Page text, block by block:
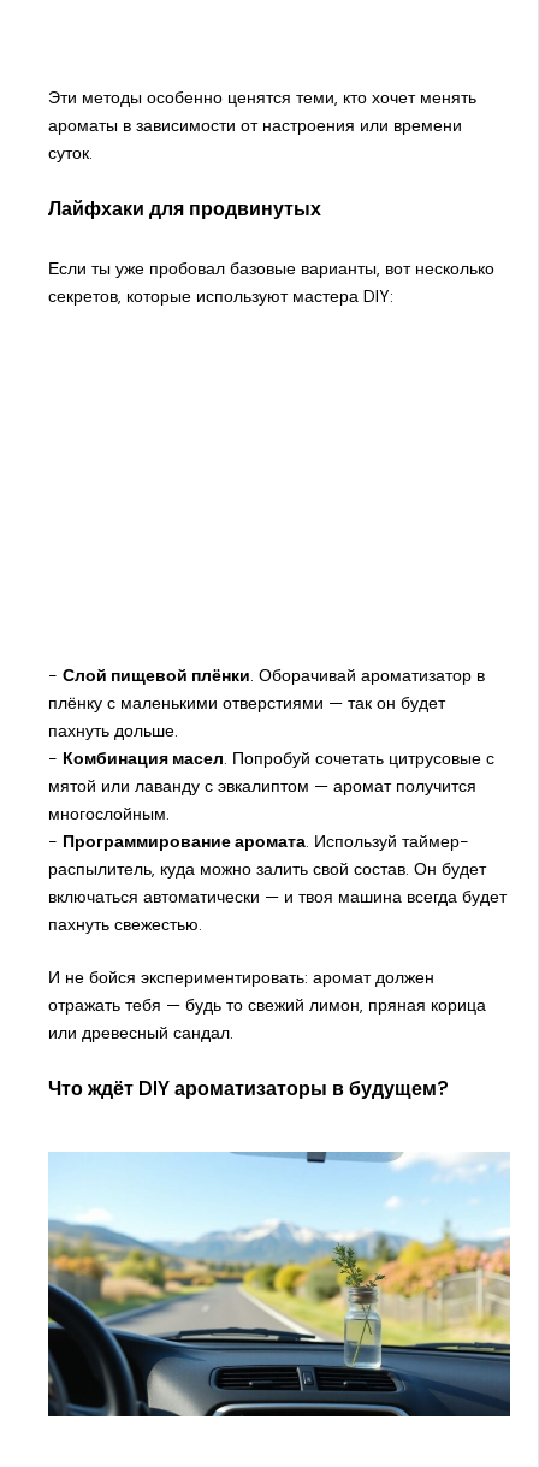
Эти методы особенно ценятся теми, кто хочет менять
ароматы в зависимости от настроения или времени
суток.
Лайфхаки для продвинутых
Если ты уже пробовал базовые варианты, вот несколько
секретов, которые используют мастера DIY:
- Слой пищевой плёнки. Оборачивай ароматизатор в
плёнку с маленькими отверстиями — так он будет
пахнуть дольше.
- Комбинация масел. Попробуй сочетать цитрусовые с
мятой или лаванду с эвкалиптом — аромат получится
многослойным.
- Программирование аромата. Используй таймер-
распылитель, куда можно залить свой состав. Он будет
включаться автоматически — и твоя машина всегда будет
пахнуть свежестью.
И не бойся экспериментировать: аромат должен
отражать тебя — будь то свежий лимон, пряная корица
или древесный сандал.
Что ждёт DIY ароматизаторы в будущем?